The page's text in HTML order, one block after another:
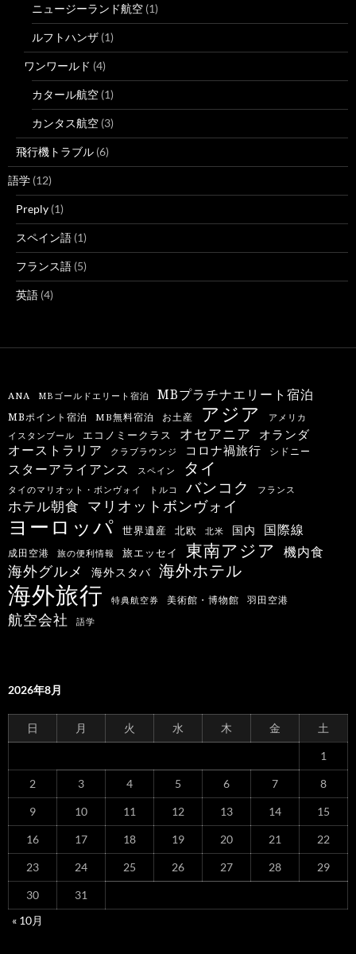
ニュージーランド航空 (1)
ルフトハンザ (1)
ワンワールド (4)
カタール航空 (1)
カンタス航空 (3)
飛行機トラブル (6)
語学 (12)
Preply (1)
スペイン語 (1)
フランス語 (5)
英語 (4)
ANA MBゴールドエリート宿泊 MBプラチナエリート宿泊
MBポイント宿泊 MB無料宿泊 お土産 アジア アメリカ
イスタンブール エコノミークラス オセアニア オランダ
オーストラリア クラブラウンジ コロナ禍旅行 シドニー
スターアライアンス スペイン タイ
タイのマリオット・ボンヴォイ トルコ バンコク フランス
ホテル朝食 マリオットボンヴォイ
ヨーロッパ 世界遺産 北欧 北米 国内 国際線
成田空港 旅の便利情報 旅エッセイ 東南アジア 機内食
海外グルメ 海外スタバ 海外ホテル
海外旅行 特典航空券 美術館・博物館 羽田空港
航空会社 語学
2026年8月
日 月 火 水 木 金 土
1
2 3 4 5 6 7 8
9 10 11 12 13 14 15
16 17 18 19 20 21 22
23 24 25 26 27 28 29
30
31
« 10月